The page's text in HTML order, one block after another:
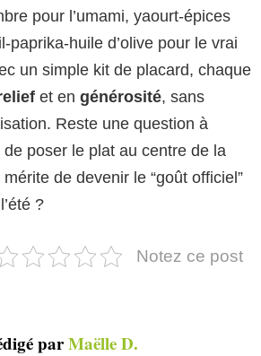
pour l’umami, yaourt-épices
paprika-huile d’olive pour le vrai
un simple kit de placard, chaque
et en générosité, sans
Reste une question à
poser le plat au centre de la
de devenir le “goût officiel”
?
Notez ce post
parMaëlle D.